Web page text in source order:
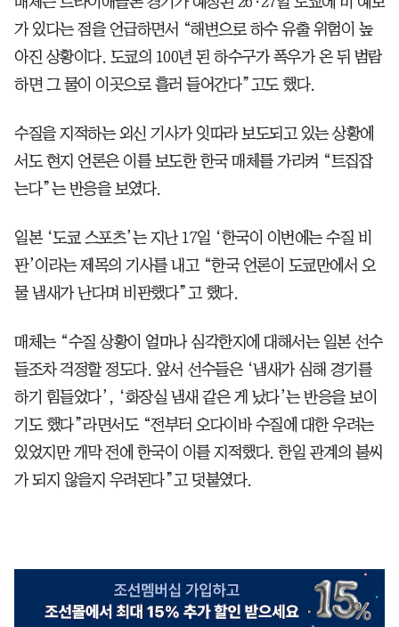
가 있다는 점을 언급하면서 “해변으로 하수 유출 위험이 높
아진 상황이다. 도쿄의 100년 된 하수구가 폭우가 온 뒤 범람
하면 그 물이 이곳으로 흘러 들어간다”고도 했다.
수질을 지적하는 외신 기사가 잇따라 보도되고 있는 상황에
서도 현지 언론은 이를 보도한 한국 매체를 가리켜 “트집잡
는다”는 반응을 보였다.
일본 ‘도쿄 스포츠’는 지난 17일 ‘한국이 이번에는 수질 비
판’이라는 제목의 기사를 내고 “한국 언론이 도쿄만에서 오
물 냄새가 난다며 비판했다”고 했다.
매체는 “수질 상황이 얼마나 심각한지에 대해서는 일본 선수
들조차 걱정할 정도다. 앞서 선수들은 ‘냄새가 심해 경기를
하기 힘들었다’, ‘화장실 냄새 같은 게 났다’는 반응을 보이
기도 했다”라면서도 “전부터 오다이바 수질에 대한 우려는
있었지만 개막 전에 한국이 이를 지적했다. 한일 관계의 불씨
가 되지 않을지 우려된다”고 덧붙였다.